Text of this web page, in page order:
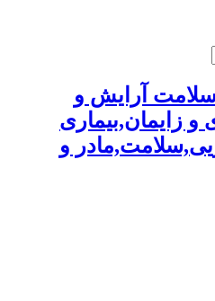
آرایش و
و زایمان,بیماری
و